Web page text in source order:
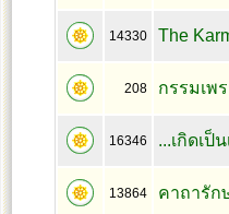
14330 The
208 กรรมเพ
16346 ...เกิดเป็
13864 คาถารัก